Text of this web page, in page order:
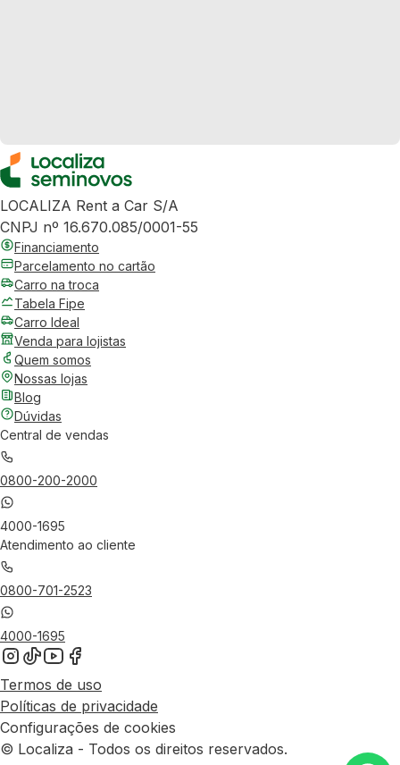
LOCALIZA Rent a Car S/A
CNPJ nº 16.670.085/0001-55
Financiamento
Parcelamento no cartão
Carro na troca
Tabela Fipe
Carro Ideal
Venda para lojistas
Quem somos
Nossas lojas
Blog
Dúvidas
Central de vendas
0800-200-2000
4000-1695
Atendimento ao cliente
0800-701-2523
4000-1695
Termos de uso
Políticas de privacidade
Configurações de cookies
© Localiza - Todos os direitos reservados.